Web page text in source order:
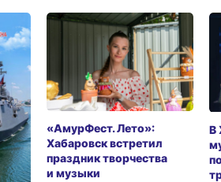
«АмурФест. Лето»:
Хабаровск встретил
праздник творчества
и музыки
В